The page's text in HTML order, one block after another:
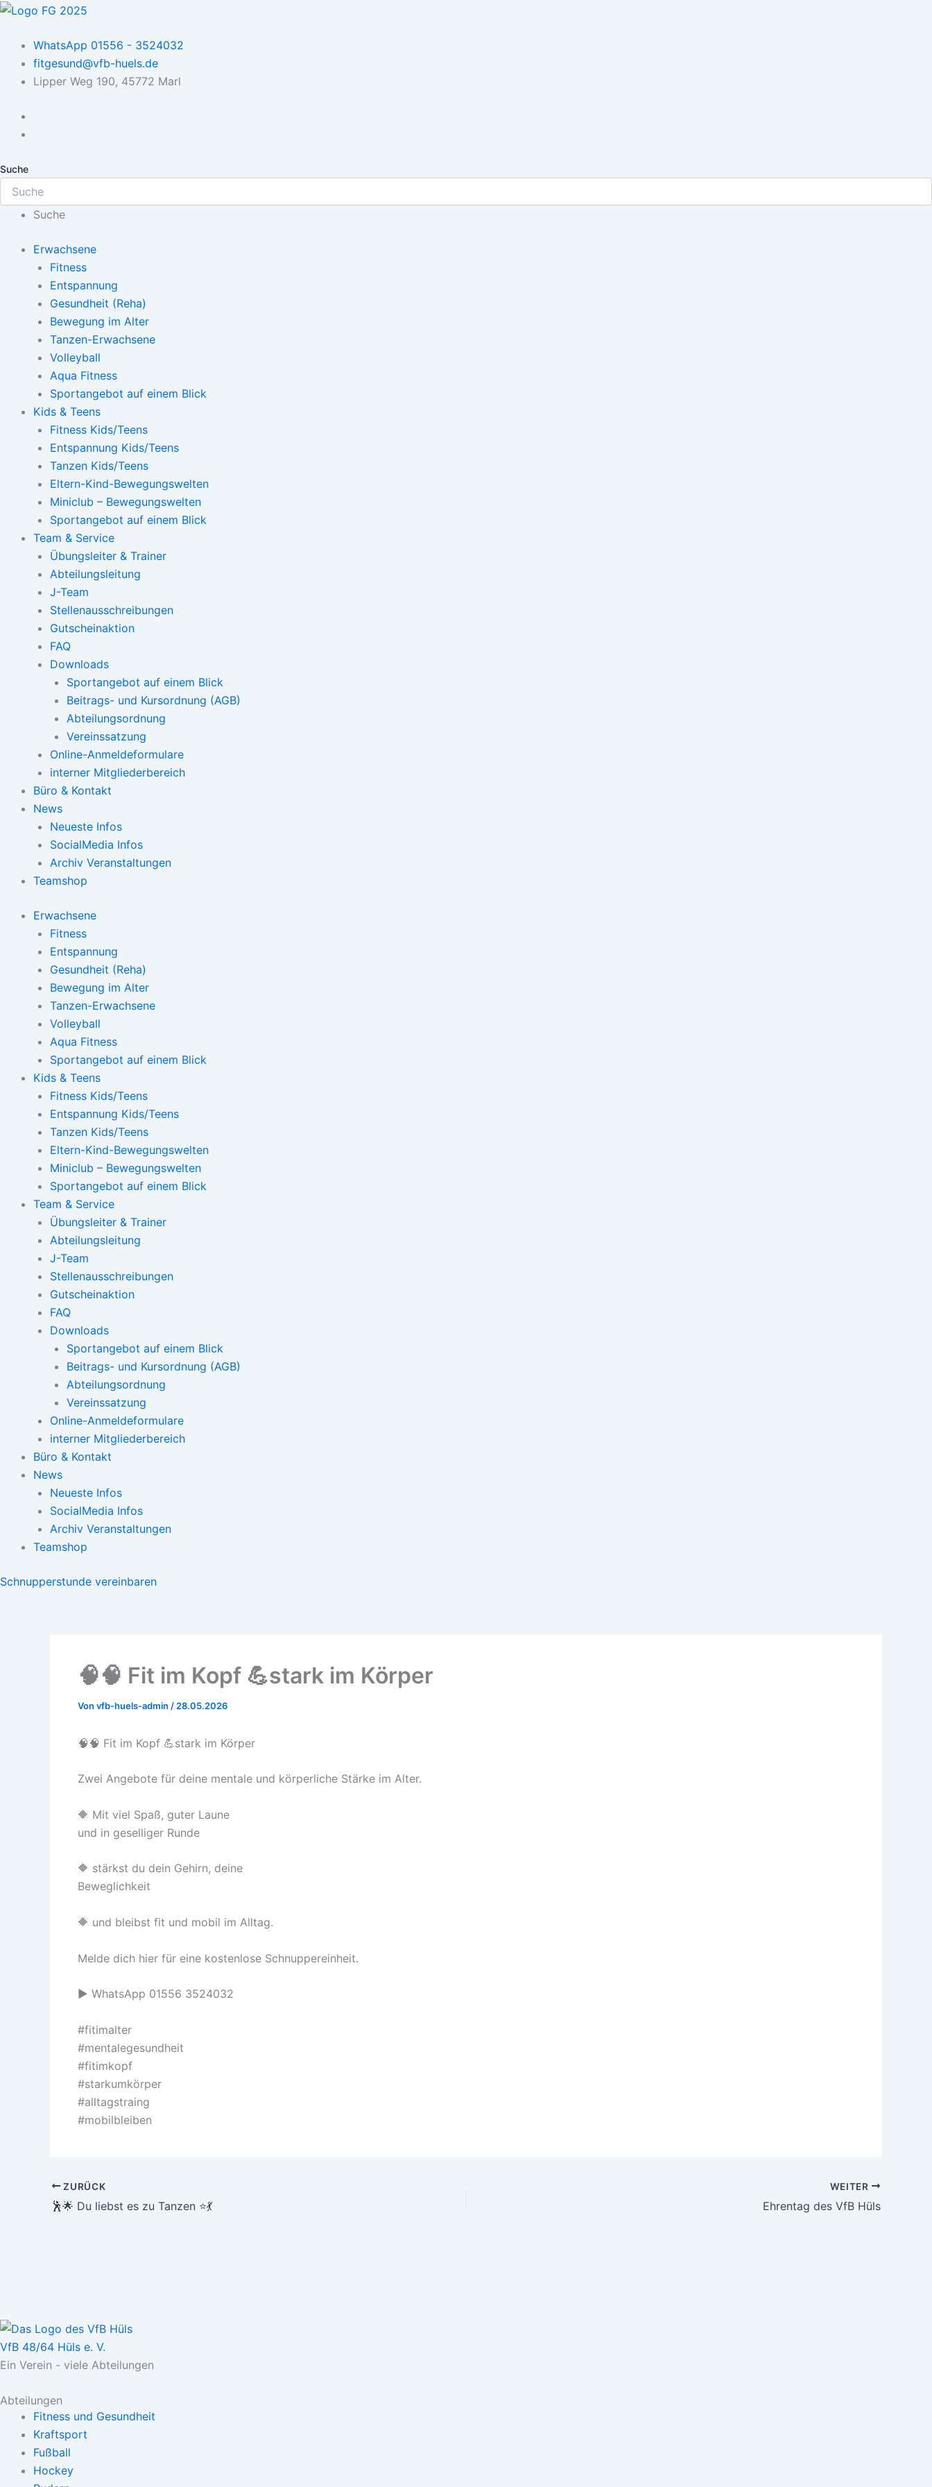
Zum
springenWhatsApp 01556 - 3524032
fitgesund@vfb-huels.de
Lipper Weg 190, 45772 Marl
Suche
Suche
Erwachsene
Fitness
Entspannung
Gesundheit (Reha)
Bewegung im Alter
Tanzen-Erwachsene
Volleyball
Aqua Fitness
Sportangebot auf einem Blick
Kids & Teens
Fitness Kids/Teens
Entspannung Kids/Teens
Tanzen Kids/Teens
Eltern-Kind-Bewegungswelten
Miniclub – Bewegungswelten
Sportangebot auf einem Blick
Team & Service
Übungsleiter & Trainer
Abteilungsleitung
J-Team
Stellenausschreibungen
Gutscheinaktion
FAQ
Downloads
Sportangebot auf einem Blick
Beitrags- und Kursordnung (AGB)
Abteilungsordnung
Vereinssatzung
Online-Anmeldeformulare
interner Mitgliederbereich
Büro & Kontakt
News
Neueste Infos
SocialMedia Infos
Archiv Veranstaltungen
Teamshop
Erwachsene
Fitness
Entspannung
Gesundheit (Reha)
Bewegung im Alter
Tanzen-Erwachsene
Volleyball
Aqua Fitness
Sportangebot auf einem Blick
Kids & Teens
Fitness Kids/Teens
Entspannung Kids/Teens
Tanzen Kids/Teens
Eltern-Kind-Bewegungswelten
Miniclub – Bewegungswelten
Sportangebot auf einem Blick
Team & Service
Übungsleiter & Trainer
Abteilungsleitung
J-Team
Stellenausschreibungen
Gutscheinaktion
FAQ
Downloads
Sportangebot auf einem Blick
Beitrags- und Kursordnung (AGB)
Abteilungsordnung
Vereinssatzung
Online-Anmeldeformulare
interner Mitgliederbereich
Büro & Kontakt
News
Neueste Infos
SocialMedia Infos
Archiv Veranstaltungen
Teamshop
Schnupperstunde vereinbaren
🧠🧠 Fit im Kopf 💪stark im Körper
Von vfb-huels-admin / 28.05.2026
🧠🧠 Fit im Kopf 💪stark im Körper
Zwei Angebote für deine mentale und körperliche Stärke im Alter.
🔶️ Mit viel Spaß, guter Laune
und in geselliger Runde
🔶 stärkst du dein Gehirn, deine
Beweglichkeit
🔶 und bleibst fit und mobil im Alltag.
Melde dich hier für eine kostenlose Schnuppereinheit.
▶️ WhatsApp 01556 3524032
#fitimalter
#mentalegesundheit
#fitimkopf
#starkumkörper
#alltagstraing
#mobilbleiben
ZURÜCK
🕺🌟 Du liebst es zu Tanzen ⭐️💃
WEITER
Ehrentag des VfB Hüls
VfB 48/64 Hüls e. V.
Ein Verein - viele Abteilungen
Abteilungen
Fitness und Gesundheit
Kraftsport
Fußball
Hockey